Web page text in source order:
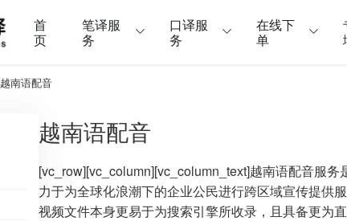
首
页
笔译服
务
口译服
务
在线下
单
越南语配音
越南语配音
[vc_row][vc_column][vc_column_text]越南语配音服
力于为全球化浪潮下的企业公民进行跨区域宣传提供
视频文件本身更易于为搜索引擎所收录，且具备更为